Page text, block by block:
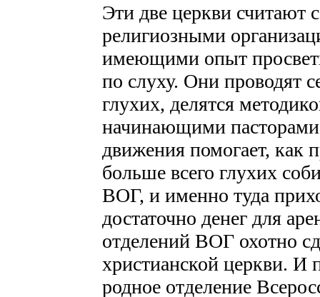
Эти две церкви считают
религиозными
имеющими опыт
по слуху. Они проводят
глухих, делятся
начинающими
движения помогает, как
больше всего глухих
ВОГ, и именно туда
достаточно денег для
отделений ВОГ охотно
христианской церкви. И
родное отделение